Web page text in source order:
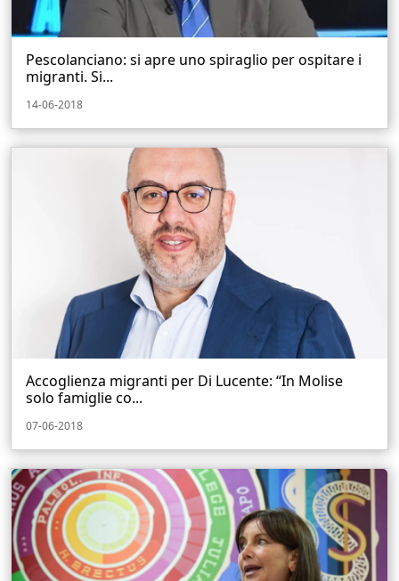
Pescolanciano: si apre uno spiraglio per ospitare i
migranti. Si...
14-06-2018
Accoglienza migranti per Di Lucente: “In Molise
solo famiglie co...
07-06-2018